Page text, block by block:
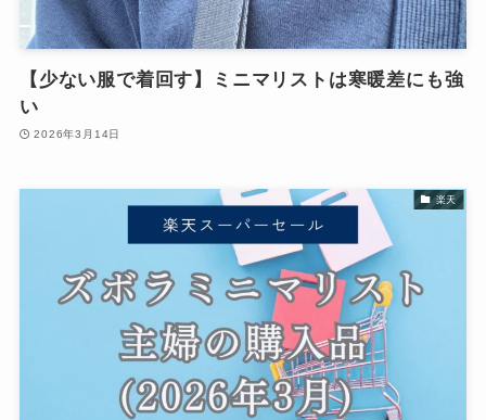
【少ない服で着回す】ミニマリストは寒暖差にも強
い
2026年3月14日
楽天